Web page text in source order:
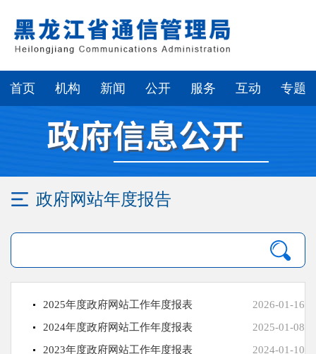
首页 机构 新闻 公开 服务 互动 专题
政府网站年度报告
2026-01-16
2025年度政府网站工作年度报表
2025-01-08
2024年度政府网站工作年度报表
2024-01-10
2023年度政府网站工作年度报表